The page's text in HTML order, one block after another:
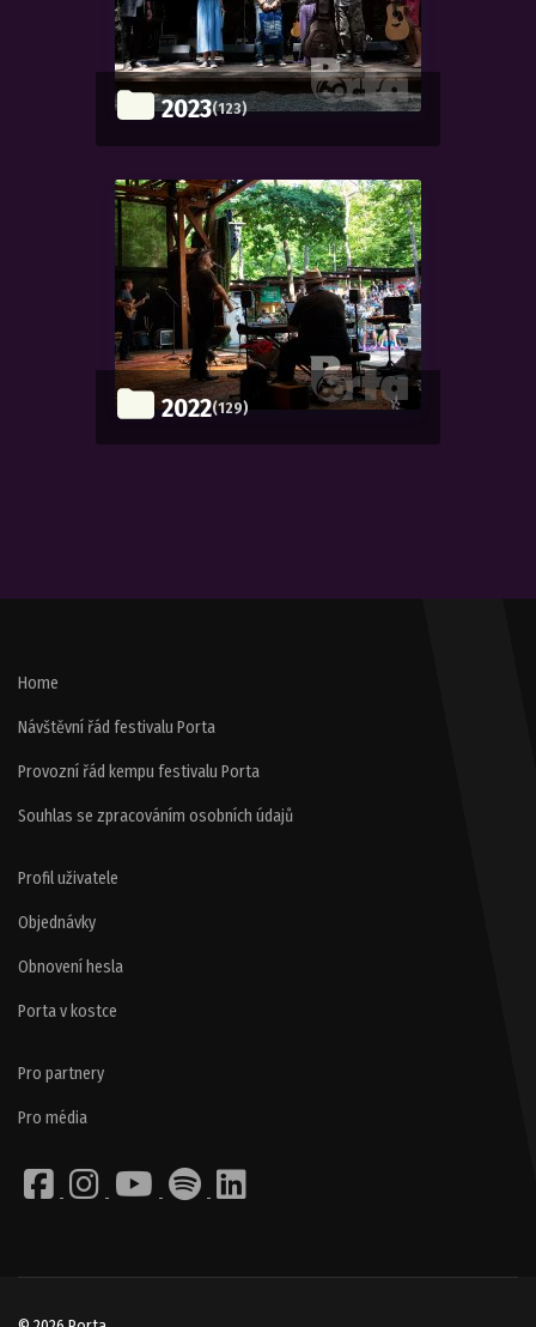
2023(123)
2022(129)
Home
Návštěvní řád festivalu Porta
Provozní řád kempu festivalu Porta
Souhlas se zpracováním osobních údajů
Profil uživatele
Objednávky
Obnovení hesla
Porta v kostce
Pro partnery
Pro média